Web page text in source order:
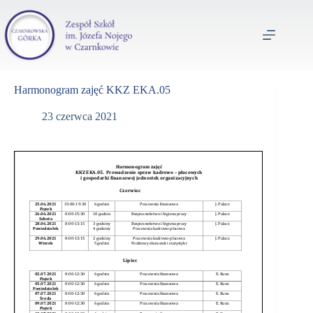
Harmonogram zajęć KKZ EKA.05
23 czerwca 2021